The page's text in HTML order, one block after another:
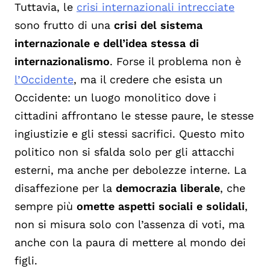
Tuttavia, le crisi internazionali intrecciate
sono frutto di una crisi del sistema
internazionale e dell’idea stessa di
internazionalismo. Forse il problema non è
l’Occidente, ma il credere che esista un
Occidente: un luogo monolitico dove i
cittadini affrontano le stesse paure, le stesse
ingiustizie e gli stessi sacrifici. Questo mito
politico non si sfalda solo per gli attacchi
esterni, ma anche per debolezze interne. La
disaffezione per la democrazia liberale, che
sempre più omette aspetti sociali e solidali,
non si misura solo con l’assenza di voti, ma
anche con la paura di mettere al mondo dei
figli.